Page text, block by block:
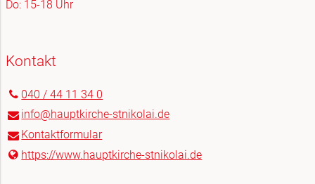
Do: 15-18 Uhr
Kontakt
040 / 44 11 34 0
info@​hauptkirche-stnikolai.​de
Kontaktformular
https://www.​hauptkirche-stnikolai.​de